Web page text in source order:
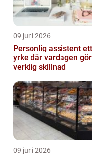
09 juni 2026
Personlig assistent ett
yrke där vardagen gör
verklig skillnad
09 juni 2026